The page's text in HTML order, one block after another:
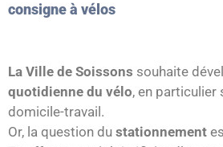
consigne à vélos
La Ville de Soissons souhaite
quotidienne du vélo, en particulier
domicile-travail.
Or, la question du stationnement